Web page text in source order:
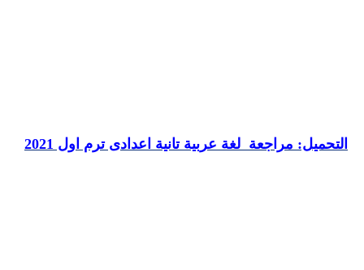
التحميل: مراجعة لغة عربية تانية اعدادى ترم اول 2021